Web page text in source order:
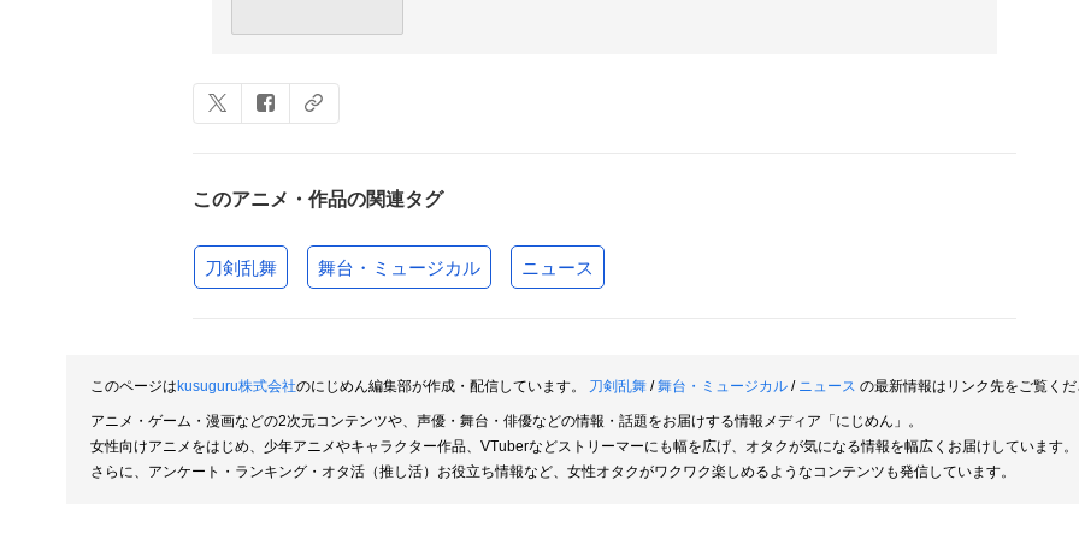
このアニメ・作品の関連タグ
刀剣乱舞 舞台・ミュージカル ニュース
このページはkusuguru株式会社のにじめん編集部が作成・配信しています。 刀剣乱舞/舞台・ミュージカル/ ニュース の最新情報はリンク先をご覧く
アニメ・ゲーム・漫画などの2次元コンテンツや、声優・舞台・俳優などの情報・話題をお届けする情報メディア「にじめん」。
女性向けアニメをはじめ、少年アニメやキャラクター作品、VTuberなどストリーマーにも幅を広げ、オタクが気になる情報を幅広くお届けしています。
さらに、アンケート・ランキング・オタ活（推し活）お役立ち情報など、女性オタクがワクワク楽しめるようなコンテンツも発信しています。